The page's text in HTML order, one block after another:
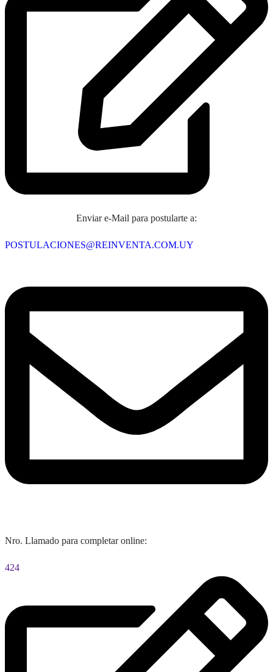
Enviar e-Mail para postularte a:
POSTULACIONES@REINVENTA.COM.UY
Nro. Llamado para completar online:
424